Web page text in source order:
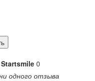
0
одного отзыва